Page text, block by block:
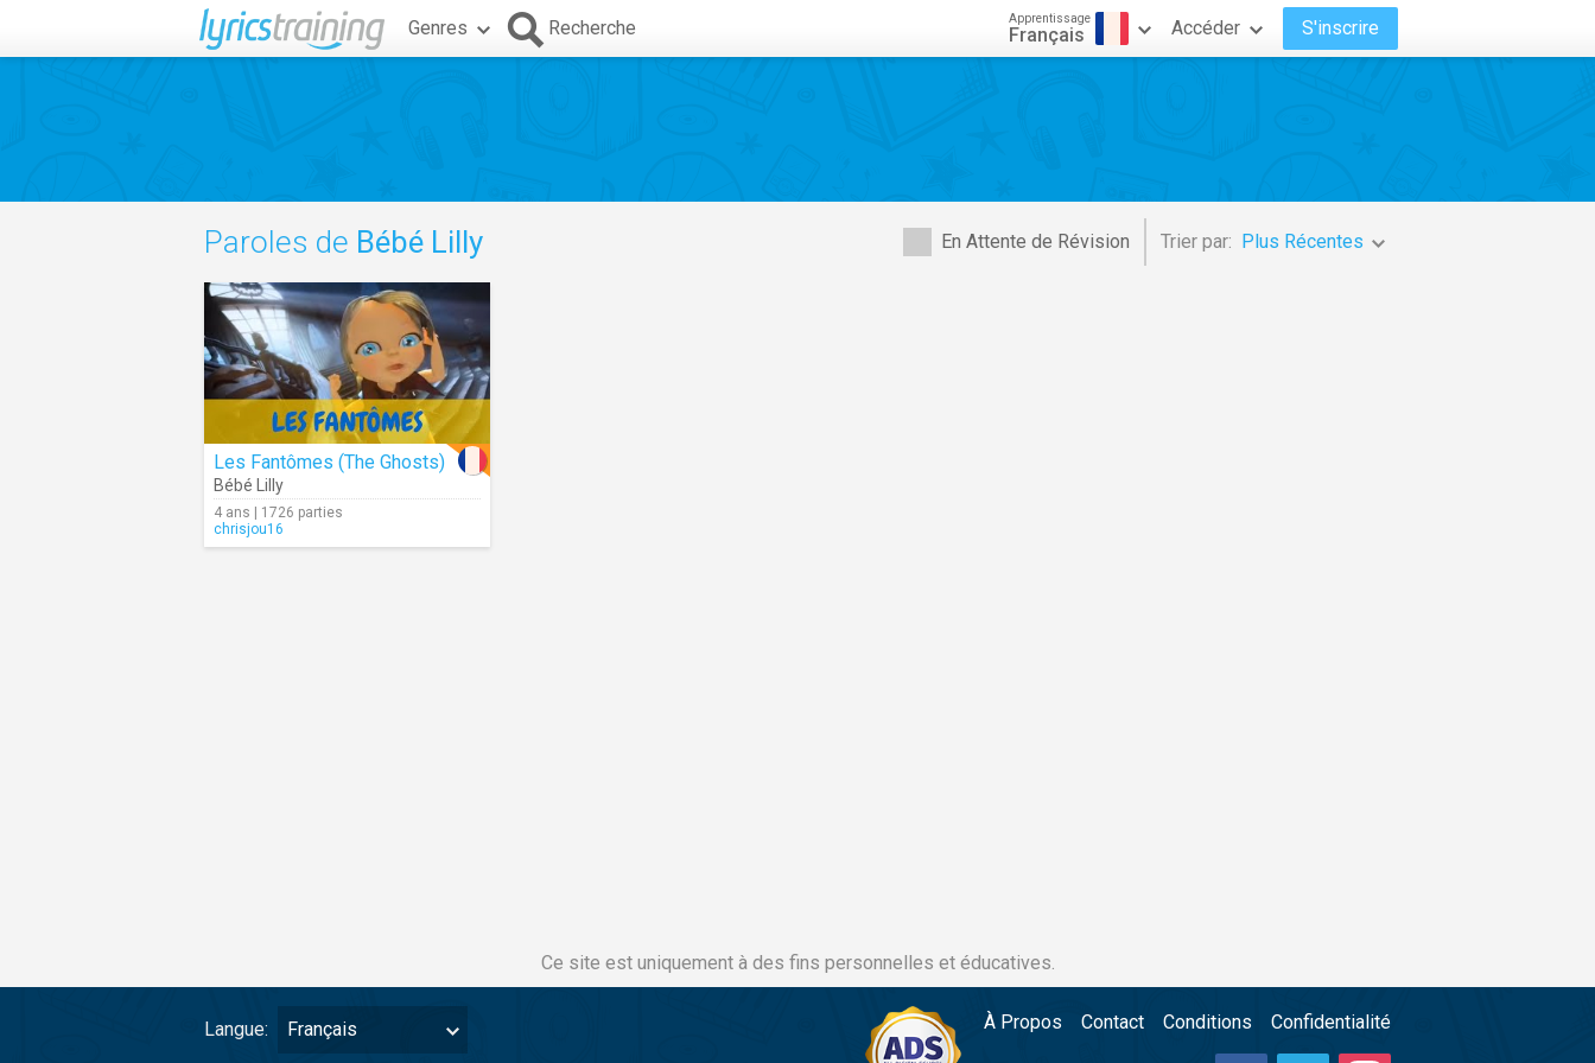
Genres Recherche Apprentissage
Français Accéder S'inscrire
En Attente de Révision Trier par: Plus Récentes
Paroles de Bébé Lilly
Les Fantômes (The Ghosts)
Bébé Lilly
4 ans | 1726 parties
chrisjou16
Ce site est uniquement à des fins personnelles et éducatives.
Langue: Français À Propos Contact Conditions Confidentialité